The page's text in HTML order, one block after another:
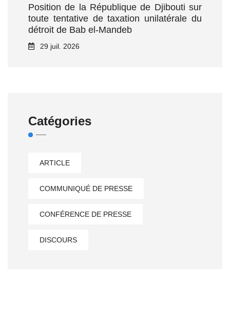
Position de la République de Djibouti sur
toute tentative de taxation unilatérale du
détroit de Bab el‑Mandeb
29 juil. 2026
Catégories
ARTICLE
COMMUNIQUÉ DE PRESSE
CONFÉRENCE DE PRESSE
DISCOURS